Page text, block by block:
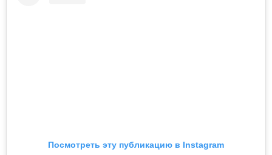
Посмотреть эту публикацию в Instagram